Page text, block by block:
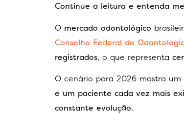
Continue a leitura e entenda
O mercado odontológico
Conselho Federal de
registrados, o que representa
O cenário para 2026 mostra
e um paciente cada vez mais
constante evolução.